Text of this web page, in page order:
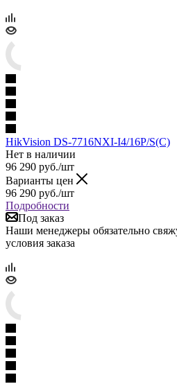
HikVision DS-7716NXI-I4/16P/S(C)
Нет в наличии
96 290 руб./шт
Варианты цен
96 290 руб./шт
Подробности
Под заказ
Наши менеджеры обязательно
условия заказа